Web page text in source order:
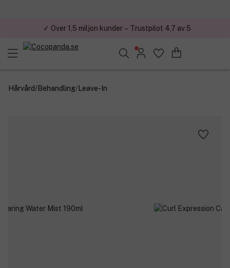
✓ Över 1,5 miljon kunder – Trustpilot 4,7 av 5
Sök bland 25.380 produkter..
Hårvård/Behandling/Leave-In